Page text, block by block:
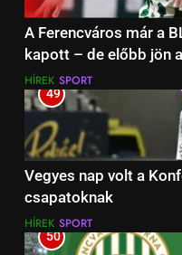
A Ferencváros már a
kapott – de előbb jön
HÍREK SPORT
49
Vegyes nap volt a
csapatoknak
HÍREK SPORT
50